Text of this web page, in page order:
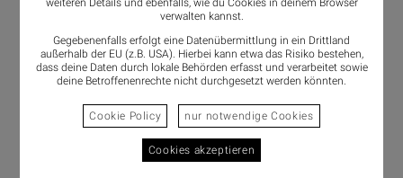
weiteren Details und ebenfalls, wie du Cookies in deinem Browser
verwalten kannst.
Gegebenenfalls erfolgt eine Datenübermittlung in ein Drittland
außerhalb der EU (z.B. USA). Hierbei kann etwa das Risiko bestehen,
dass deine Daten durch lokale Behörden erfasst und verarbeitet sowie
deine Betroffenenrechte nicht durchgesetzt werden könnten.
Cookie Policy nur notwendige Cookies
Cookies akzeptieren